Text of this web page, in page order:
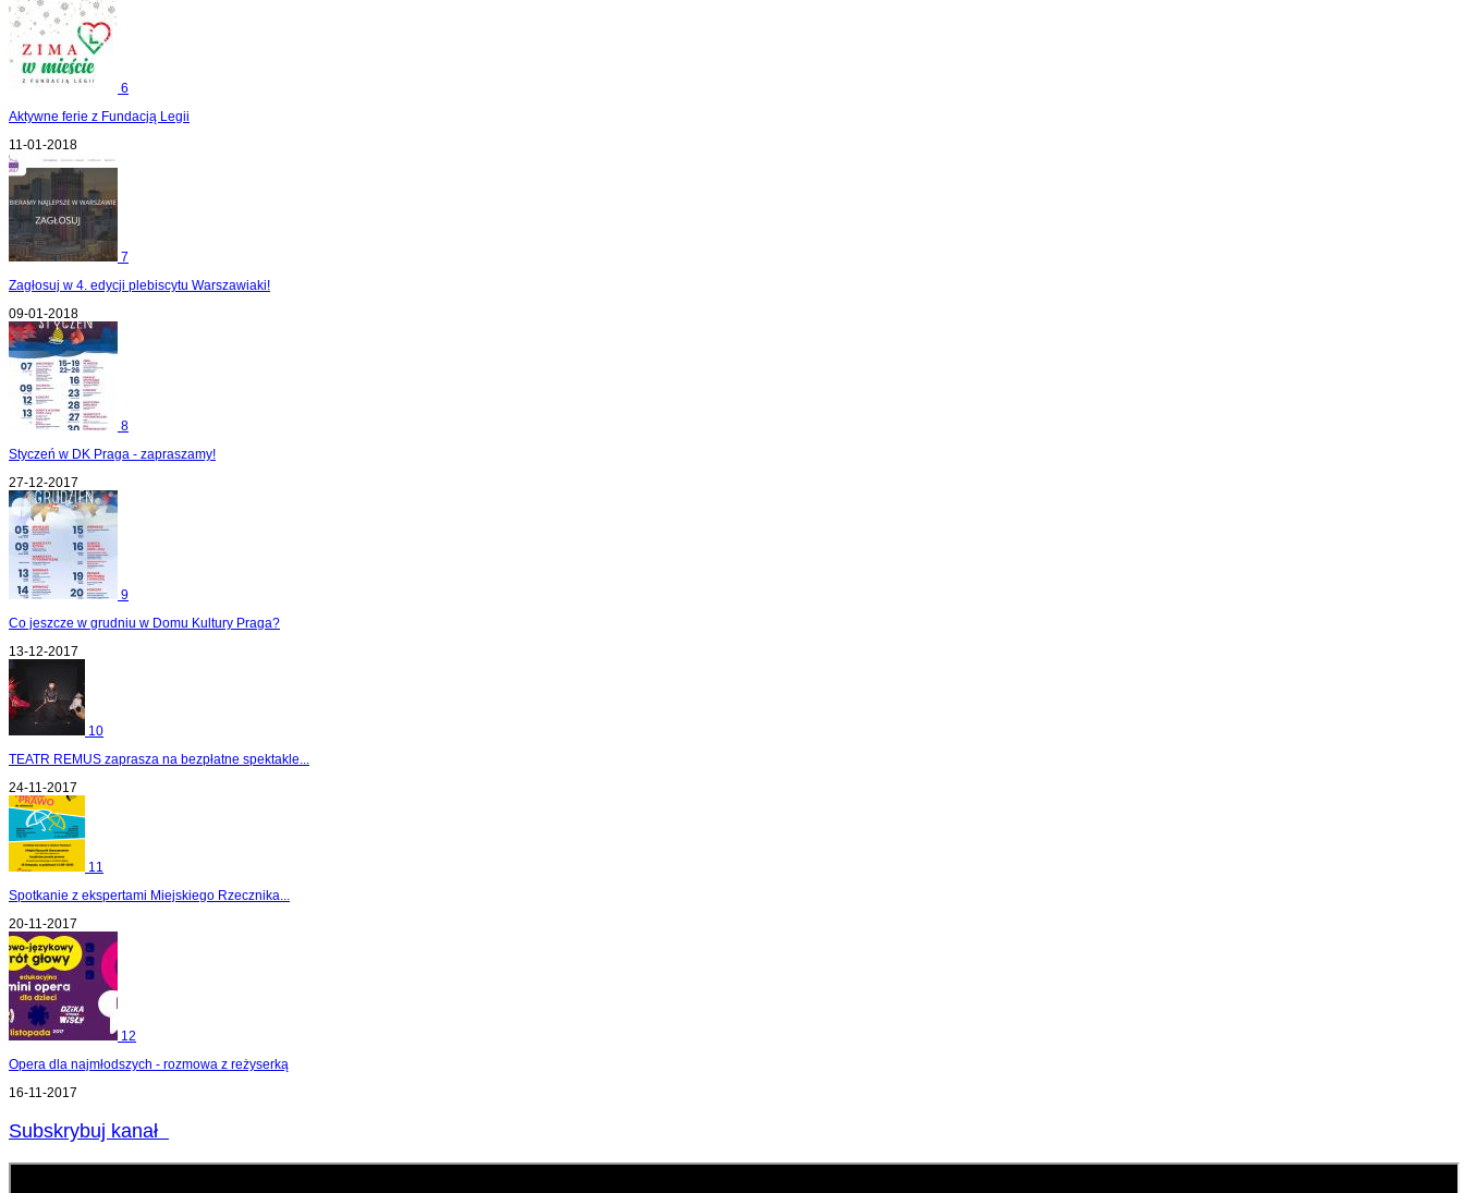
6
Aktywne ferie z Fundacją Legii
11-01-2018
7
Zagłosuj w 4. edycji plebiscytu Warszawiaki!
09-01-2018
8
Styczeń w DK Praga - zapraszamy!
27-12-2017
9
Co jeszcze w grudniu w Domu Kultury Praga?
13-12-2017
10
TEATR REMUS zaprasza na bezpłatne spektakle...
24-11-2017
11
Spotkanie z ekspertami Miejskiego Rzecznika...
20-11-2017
12
Opera dla najmłodszych - rozmowa z reżyserką
16-11-2017
Subskrybuj kanał